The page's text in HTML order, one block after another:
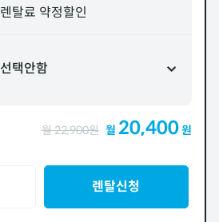
렌탈료 약정할인
선택안함
월22,900원 월 20,400원
렌탈신청